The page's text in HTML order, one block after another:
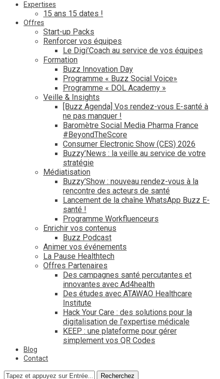
Expertises
15 ans 15 dates !
Offres
Start-up Packs
Renforcer vos équipes
Le Digi’Coach au service de vos équipes
Formation
Buzz Innovation Day
Programme « Buzz Social Voice»
Programme « DOL Academy »
Veille & Insights
[Buzz Agenda] Vos rendez-vous E-santé à
ne pas manquer !
Baromètre Social Media Pharma France
#BeyondTheScore
Consumer Electronic Show (CES) 2026
Buzzy’News : la veille au service de votre
stratégie
Médiatisation
Buzzy’Show : nouveau rendez-vous à la
rencontre des acteurs de santé
Lancement de la chaîne WhatsApp Buzz E-
santé !
Programme Workfluenceurs
Enrichir vos contenus
Buzz Podcast
Animer vos événements
La Pause Healthtech
Offres Partenaires
Des campagnes santé percutantes et
innovantes avec Ad4health
Des études avec ATAWAO Healthcare
Institute
Hack Your Care : des solutions pour la
digitalisation de l’expertise médicale
KEEP : une plateforme pour gérer
simplement vos QR Codes
Blog
Contact
Recherchez